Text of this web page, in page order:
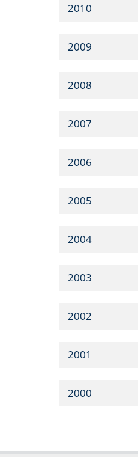
2010
2009
2008
2007
2006
2005
2004
2003
2002
2001
2000